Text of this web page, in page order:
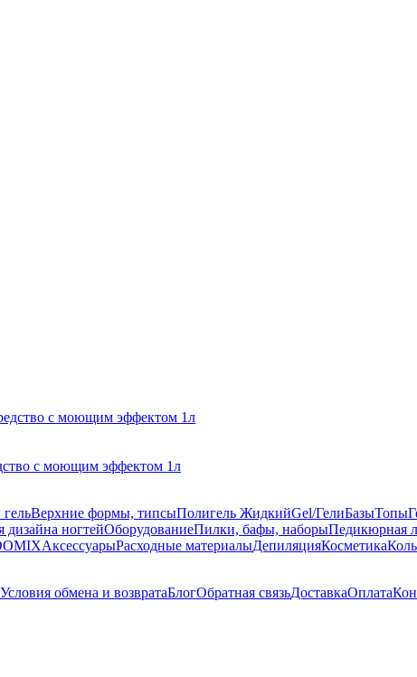
с моющим эффектом 1л
Верхние формы, типсыПолигель ЖидкийGel/ГелиБазыТопы
ногтейОборудованиеПилки, бафы, наборыПедикюрная
АксессуарыРасходные материалыДепиляцияКосметика
Условия обмена и возвратаБлогОбратная связьДоставкаОплата